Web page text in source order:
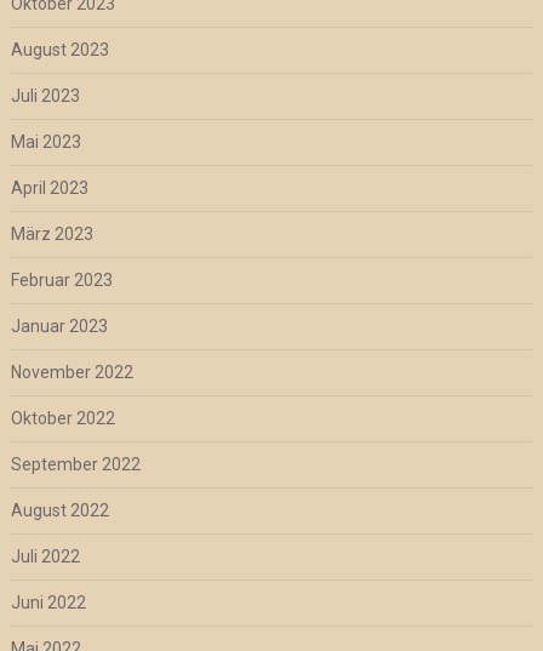
August 2023
Juli 2023
Mai 2023
April 2023
März 2023
Februar 2023
Januar 2023
November 2022
Oktober 2022
September 2022
August 2022
Juli 2022
Juni 2022